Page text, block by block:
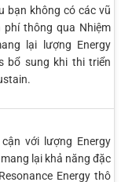
bạn không có các vũ
phí thông qua Nhiệm
lại lượng Energy
bổ sung khi thi triển
với lượng Energy
lại khả năng đặc
Energy thô